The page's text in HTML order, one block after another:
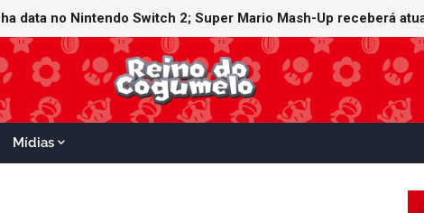
data no Nintendo Switch 2; Super Mario Mash-Up receberá
Mídias